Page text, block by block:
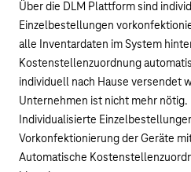
Über die DLM Plattform sind
Einzelbestellungen
alle Inventardaten im System
Kostenstellenzuordnung
individuell nach Hause versendet
Unternehmen ist nicht mehr nötig.
Individualisierte
Vorkonfektionierung der Geräte
Automatische